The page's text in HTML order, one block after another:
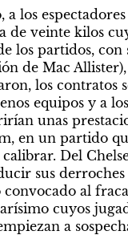
a los
de veinte kilos
los partidos, con
de Mac
los
equipos y a
unas
en un partido
Del
sus
al
cuyos